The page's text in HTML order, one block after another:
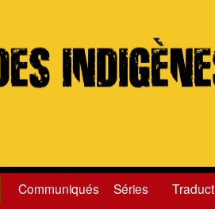
Communiqués Séries